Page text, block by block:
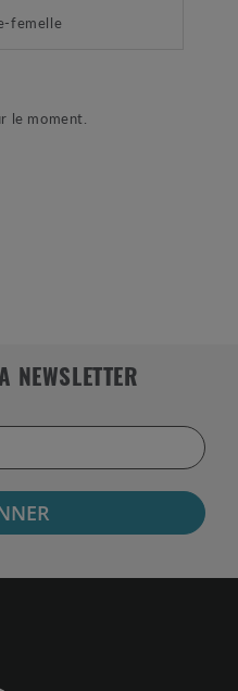
femelle
le moment.
NEWSLETTER